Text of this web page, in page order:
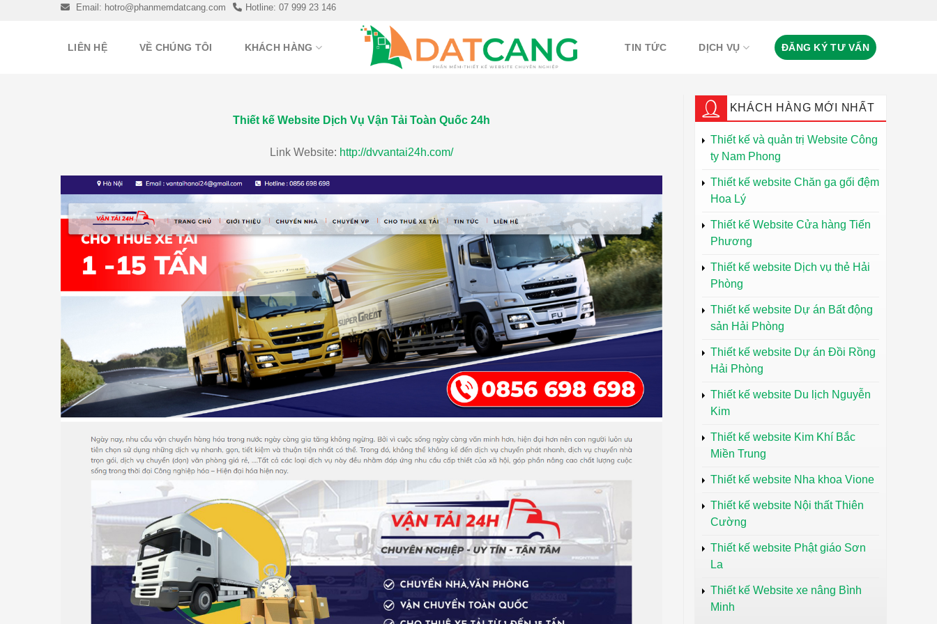
Email: hotro@phanmemdatcang.com Hotline: 07 999 23 146
LIÊN HỆ VỀ CHÚNG TÔI KHÁCH HÀNG TIN TỨC DỊCH VỤ ĐĂNG KÝ TƯ VẤN
Thiết kế Website Dịch Vụ Vận Tải Toàn Quốc 24h
Link Website: http://dvvantai24h.com/
KHÁCH HÀNG MỚI NHẤT
Thiết kế và quản trị Website Công
ty Nam Phong
Thiết kế website Chăn ga gối đệm
Hoa Lý
Thiết kế Website Cửa hàng Tiến
Phương
Thiết kế website Dịch vụ thẻ Hải
Phòng
Thiết kế website Dự án Bất động
sản Hải Phòng
Thiết kế website Dự án Đồi Rồng
Hải Phòng
Thiết kế website Du lịch Nguyễn
Kim
Thiết kế website Kim Khí Bắc
Miền Trung
Thiết kế website Nha khoa Vione
Thiết kế website Nội thất Thiên
Cường
Thiết kế website Phật giáo Sơn
La
Thiết kế Website xe nâng Bình
Minh